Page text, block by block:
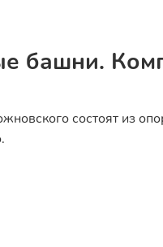
башни.
состоят из